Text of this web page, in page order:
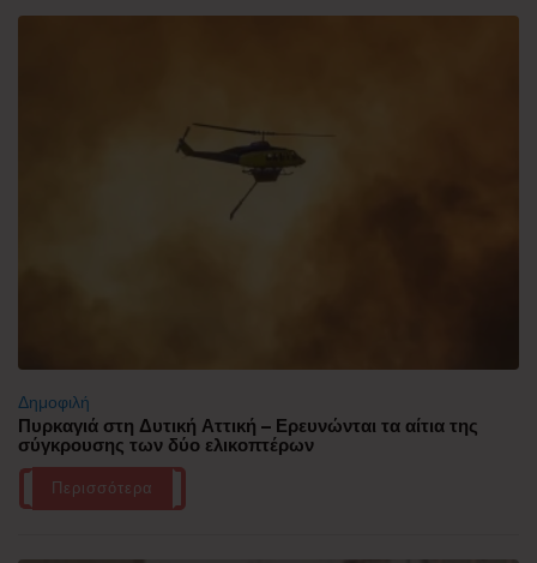
Δημοφιλή
Πυρκαγιά στη Δυτική Αττική – Ερευνώνται τα αίτια της
σύγκρουσης των δύο ελικοπτέρων
Περισσότερα